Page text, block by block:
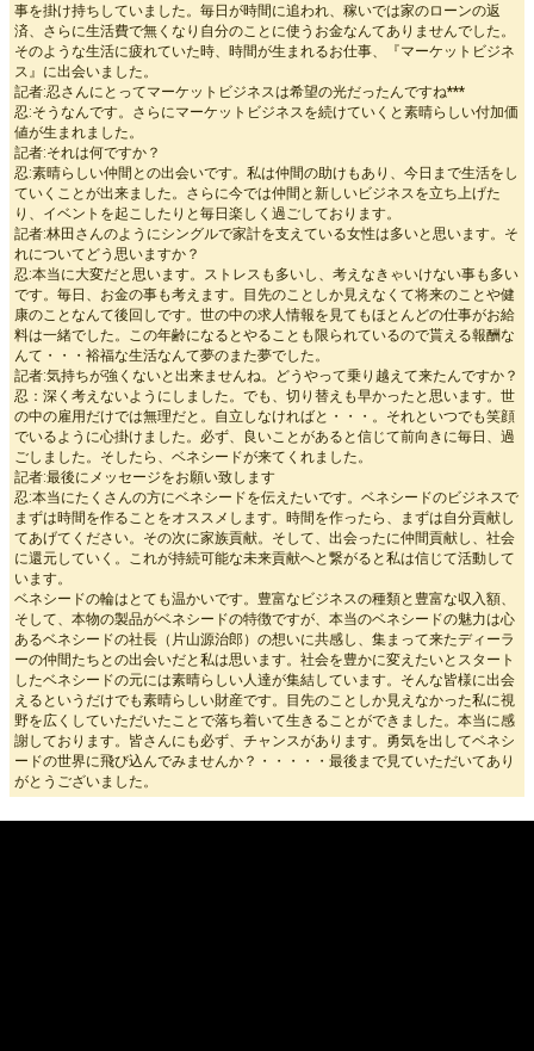
事を掛け持ちしていました。毎日が時間に追われ、稼いでは家のローンの返
済、さらに生活費で無くなり自分のことに使うお金なんてありませんでした。
そのような生活に疲れていた時、時間が生まれるお仕事、『マーケットビジネ
ス』に出会いました。
記者:忍さんにとってマーケットビジネスは希望の光だったんですね***
忍:そうなんです。さらにマーケットビジネスを続けていくと素晴らしい付加価
値が生まれました。
記者:それは何ですか？
忍:素晴らしい仲間との出会いです。私は仲間の助けもあり、今日まで生活をし
ていくことが出来ました。さらに今では仲間と新しいビジネスを立ち上げた
り、イベントを起こしたりと毎日楽しく過ごしております。
記者:林田さんのようにシングルで家計を支えている女性は多いと思います。そ
れについてどう思いますか？
忍:本当に大変だと思います。ストレスも多いし、考えなきゃいけない事も多い
です。毎日、お金の事も考えます。目先のことしか見えなくて将来のことや健
康のことなんて後回しです。世の中の求人情報を見てもほとんどの仕事がお給
料は一緒でした。この年齢になるとやることも限られているので貰える報酬な
んて・・・裕福な生活なんて夢のまた夢でした。
記者:気持ちが強くないと出来ませんね。どうやって乗り越えて来たんですか？
忍：深く考えないようにしました。でも、切り替えも早かったと思います。世
の中の雇用だけでは無理だと。自立しなければと・・・。それといつでも笑顔
でいるように心掛けました。必ず、良いことがあると信じて前向きに毎日、過
ごしました。そしたら、ベネシードが来てくれました。
記者:最後にメッセージをお願い致します
忍:本当にたくさんの方にベネシードを伝えたいです。ベネシードのビジネスで
まずは時間を作ることをオススメします。時間を作ったら、まずは自分貢献し
てあげてください。その次に家族貢献。そして、出会ったに仲間貢献し、社会
に還元していく。これが持続可能な未来貢献へと繋がると私は信じて活動して
います。
ベネシードの輪はとても温かいです。豊富なビジネスの種類と豊富な収入額、
そして、本物の製品がベネシードの特徴ですが、本当のベネシードの魅力は心
あるベネシードの社長（片山源治郎）の想いに共感し、集まって来たディーラ
ーの仲間たちとの出会いだと私は思います。社会を豊かに変えたいとスタート
したベネシードの元には素晴らしい人達が集結しています。そんな皆様に出会
えるというだけでも素晴らしい財産です。目先のことしか見えなかった私に視
野を広くしていただいたことで落ち着いて生きることができました。本当に感
謝しております。皆さんにも必ず、チャンスがあります。勇気を出してベネシ
ードの世界に飛び込んでみませんか？・・・・・最後まで見ていただいてあり
がとうございました。